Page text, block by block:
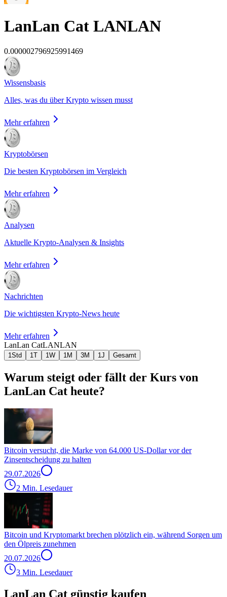
LanLan Cat LANLAN
0.000002796925991469
Wissensbasis
Alles, was du über Krypto wissen musst
Mehr erfahren
Kryptobörsen
Die besten Kryptobörsen im Vergleich
Mehr erfahren
Analysen
Aktuelle Krypto-Analysen & Insights
Mehr erfahren
Nachrichten
Die wichtigsten Krypto-News heute
Mehr erfahren
LanLan CatLANLAN
1Std 1T 1W 1M 3M 1J Gesamt
Warum steigt oder fällt der Kurs von
LanLan Cat heute?
Bitcoin versucht, die Marke von 64.000 US-Dollar vor der
Zinsentscheidung zu halten
29.07.2026
2 Min. Lesedauer
Bitcoin und Kryptomarkt brechen plötzlich ein, während Sorgen um
den Ölpreis zunehmen
20.07.2026
3 Min. Lesedauer
LanLan Cat günstig kaufen